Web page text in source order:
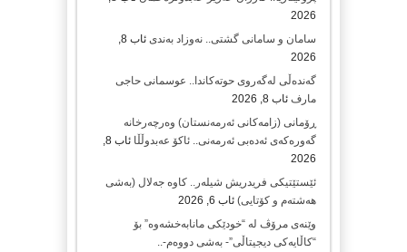
2026
سامان و سامانی گشتی.. نەوزاد بەندی
ئاب 8,
2026
گەندەڵی لەگەروی حوتەکاندا.. عوسمانی حاجی
مارف ئاب 8, 2026
ڕۆمانی (زامه‌كانی ئەرمەنستان) وه‌رچه‌رخانه‌
گه‌وره‌كه‌ی ئه‌ده‌بی ئه‌رمه‌نی.. ئاكۆ عه‌بدوڵڵا
ئاب 8,
2026
ئێستێتیکی فریدریش شیلەر.. کاوە جەلال (بەشی
هەشتەم و کۆتایی) ئاب 6, 2026
وێنەی مرۆڤ لە “خودێکی مانابەخشەوە” بۆ
“کاڵایەکی دیجیتاڵی”- بەشی دووەم-..